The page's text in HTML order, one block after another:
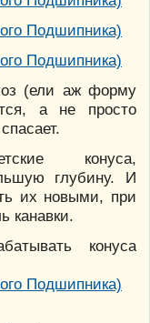
(ели аж форму
а не просто
конуса,
глубину. И
их новыми, при
канавки.
конуса